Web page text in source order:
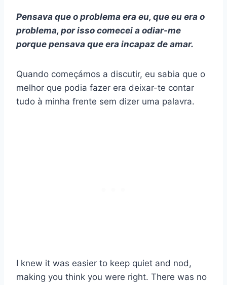
Pensava que o problema era eu, que eu era o
problema, por isso comecei a odiar-me
porque pensava que era incapaz de amar.
Quando começámos a discutir, eu sabia que o
melhor que podia fazer era deixar-te contar
tudo à minha frente sem dizer uma palavra.
I knew it was easier to keep quiet and nod,
making you think you were right. There was no